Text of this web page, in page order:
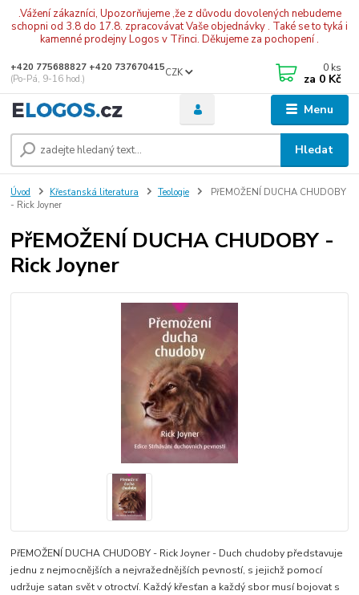
.Vážení zákazníci, Upozorňujeme ,že z důvodu dovolených nebudeme
schopni od 3.8 do 17.8. zpracovávat Vaše objednávky . Také se to tyká i
kamenné prodejny Logos v Třinci. Děkujeme za pochopení .
Menu
CZK
Hledat
+420 775688827 +420 737670415
(Po-Pá, 9-16 hod.)
0 ks
za 0 Kč
Úvod Křesťanská literatura Teologie
PřEMOŽENÍ DUCHA CHUDOBY
- Rick Joyner
PřEMOŽENÍ DUCHA CHUDOBY -
Rick Joyner
PřEMOŽENÍ DUCHA CHUDOBY - Rick Joyner - Duch chudoby představuje
jednu z nejmocnějších a nejvražednějších pevností, s jejichž pomocí
udržuje satan svět v otroctví. Každý křesťan a každý sbor musí bojovat s